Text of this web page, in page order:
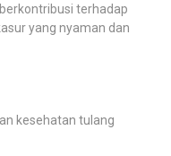
terhadap
yang nyaman dan
kesehatan tulang